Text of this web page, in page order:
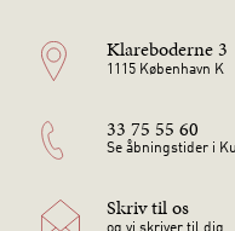
Klareboderne 3
1115 København K
33 75 55 60
Se åbningstider i
Skriv til os
og vi skriver til dig